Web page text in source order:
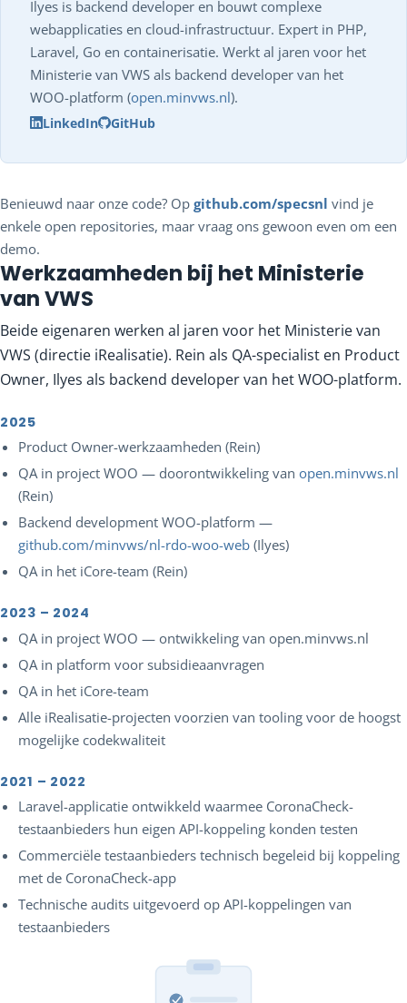
Ilyes is backend developer en bouwt complexe
webapplicaties en cloud-infrastructuur. Expert in PHP,
Laravel, Go en containerisatie. Werkt al jaren voor het
Ministerie van VWS als backend developer van het
WOO-platform (open.minvws.nl).
LinkedIn GitHub
Benieuwd naar onze code? Op github.com/specsnl vind je
enkele open repositories, maar vraag ons gewoon even om een
demo.
Werkzaamheden bij het Ministerie
van VWS
Beide eigenaren werken al jaren voor het Ministerie van
VWS (directie iRealisatie). Rein als QA-specialist en Product
Owner, Ilyes als backend developer van het WOO-platform.
2025
Product Owner-werkzaamheden (Rein)
QA in project WOO — doorontwikkeling van open.minvws.nl
(Rein)
Backend development WOO-platform —
github.com/minvws/nl-rdo-woo-web (Ilyes)
QA in het iCore-team (Rein)
2023 – 2024
QA in project WOO — ontwikkeling van open.minvws.nl
QA in platform voor subsidieaanvragen
QA in het iCore-team
Alle iRealisatie-projecten voorzien van tooling voor de hoogst
mogelijke codekwaliteit
2021 – 2022
Laravel-applicatie ontwikkeld waarmee CoronaCheck-
testaanbieders hun eigen API-koppeling konden testen
Commerciële testaanbieders technisch begeleid bij koppeling
met de CoronaCheck-app
Technische audits uitgevoerd op API-koppelingen van
testaanbieders